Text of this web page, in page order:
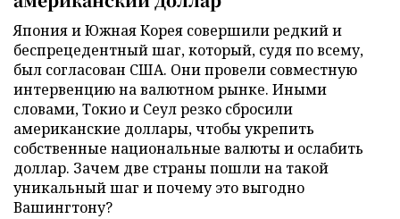
Япония и Южная Корея совершили редкий и
беспрецедентный шаг, который, судя по всему,
был согласован США. Они провели совместную
интервенцию на валютном рынке. Иными
словами, Токио и Сеул резко сбросили
американские доллары, чтобы укрепить
собственные национальные валюты и ослабить
доллар. Зачем две страны пошли на такой
уникальный шаг и почему это выгодно
Вашингтону?